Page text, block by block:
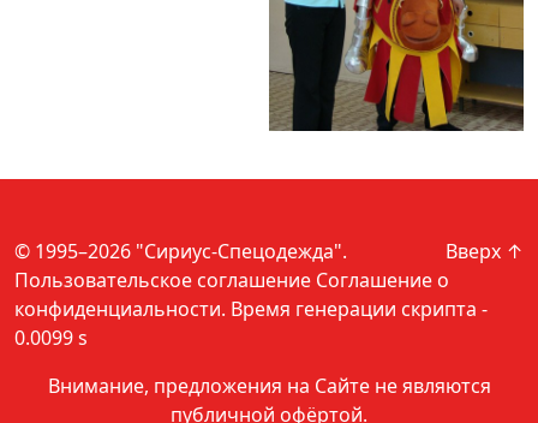
Вверх ↑
© 1995–2026 "Сириус-Спецодежда".
Пользовательское соглашение Соглашение о
конфиденциальности. Время генерации скрипта -
0.0099 s
Внимание, предложения на Сайте не являются
публичной офёртой.